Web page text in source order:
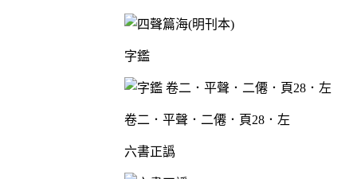
字鑑
卷二．平聲．二僊．頁28．左
六書正譌